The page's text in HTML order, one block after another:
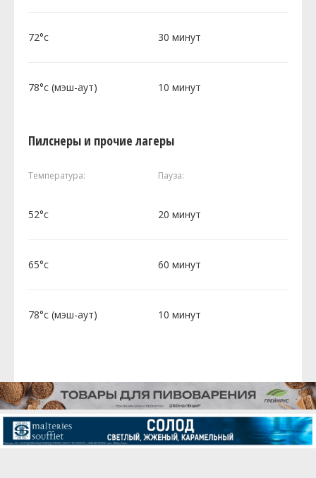
72°c 30 минут
78°c (мэш-аут) 10 минут
Пилснеры и прочие лагеры
Температура: Пауза:
52°c 20 минут
65°c 60 минут
78°c (мэш-аут) 10 минут